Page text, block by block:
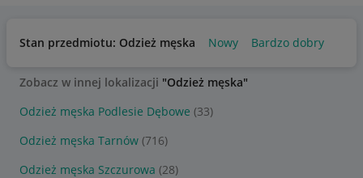
Stan przedmiotu: Odzież męska Nowy Bardzo dobry
Zobacz w innej lokalizacji "Odzież męska"
Odzież męska Podlesie Dębowe (33)
Odzież męska Tarnów (716)
Odzież męska Szczurowa (28)